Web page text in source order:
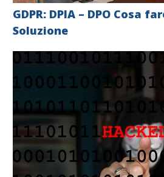
GDPR: DPIA – DPO Cosa
Soluzione